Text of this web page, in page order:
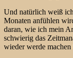
Und natürlich weiß
Monaten anfühlen
daran, wie ich mein
schwierig das
wieder werde machen